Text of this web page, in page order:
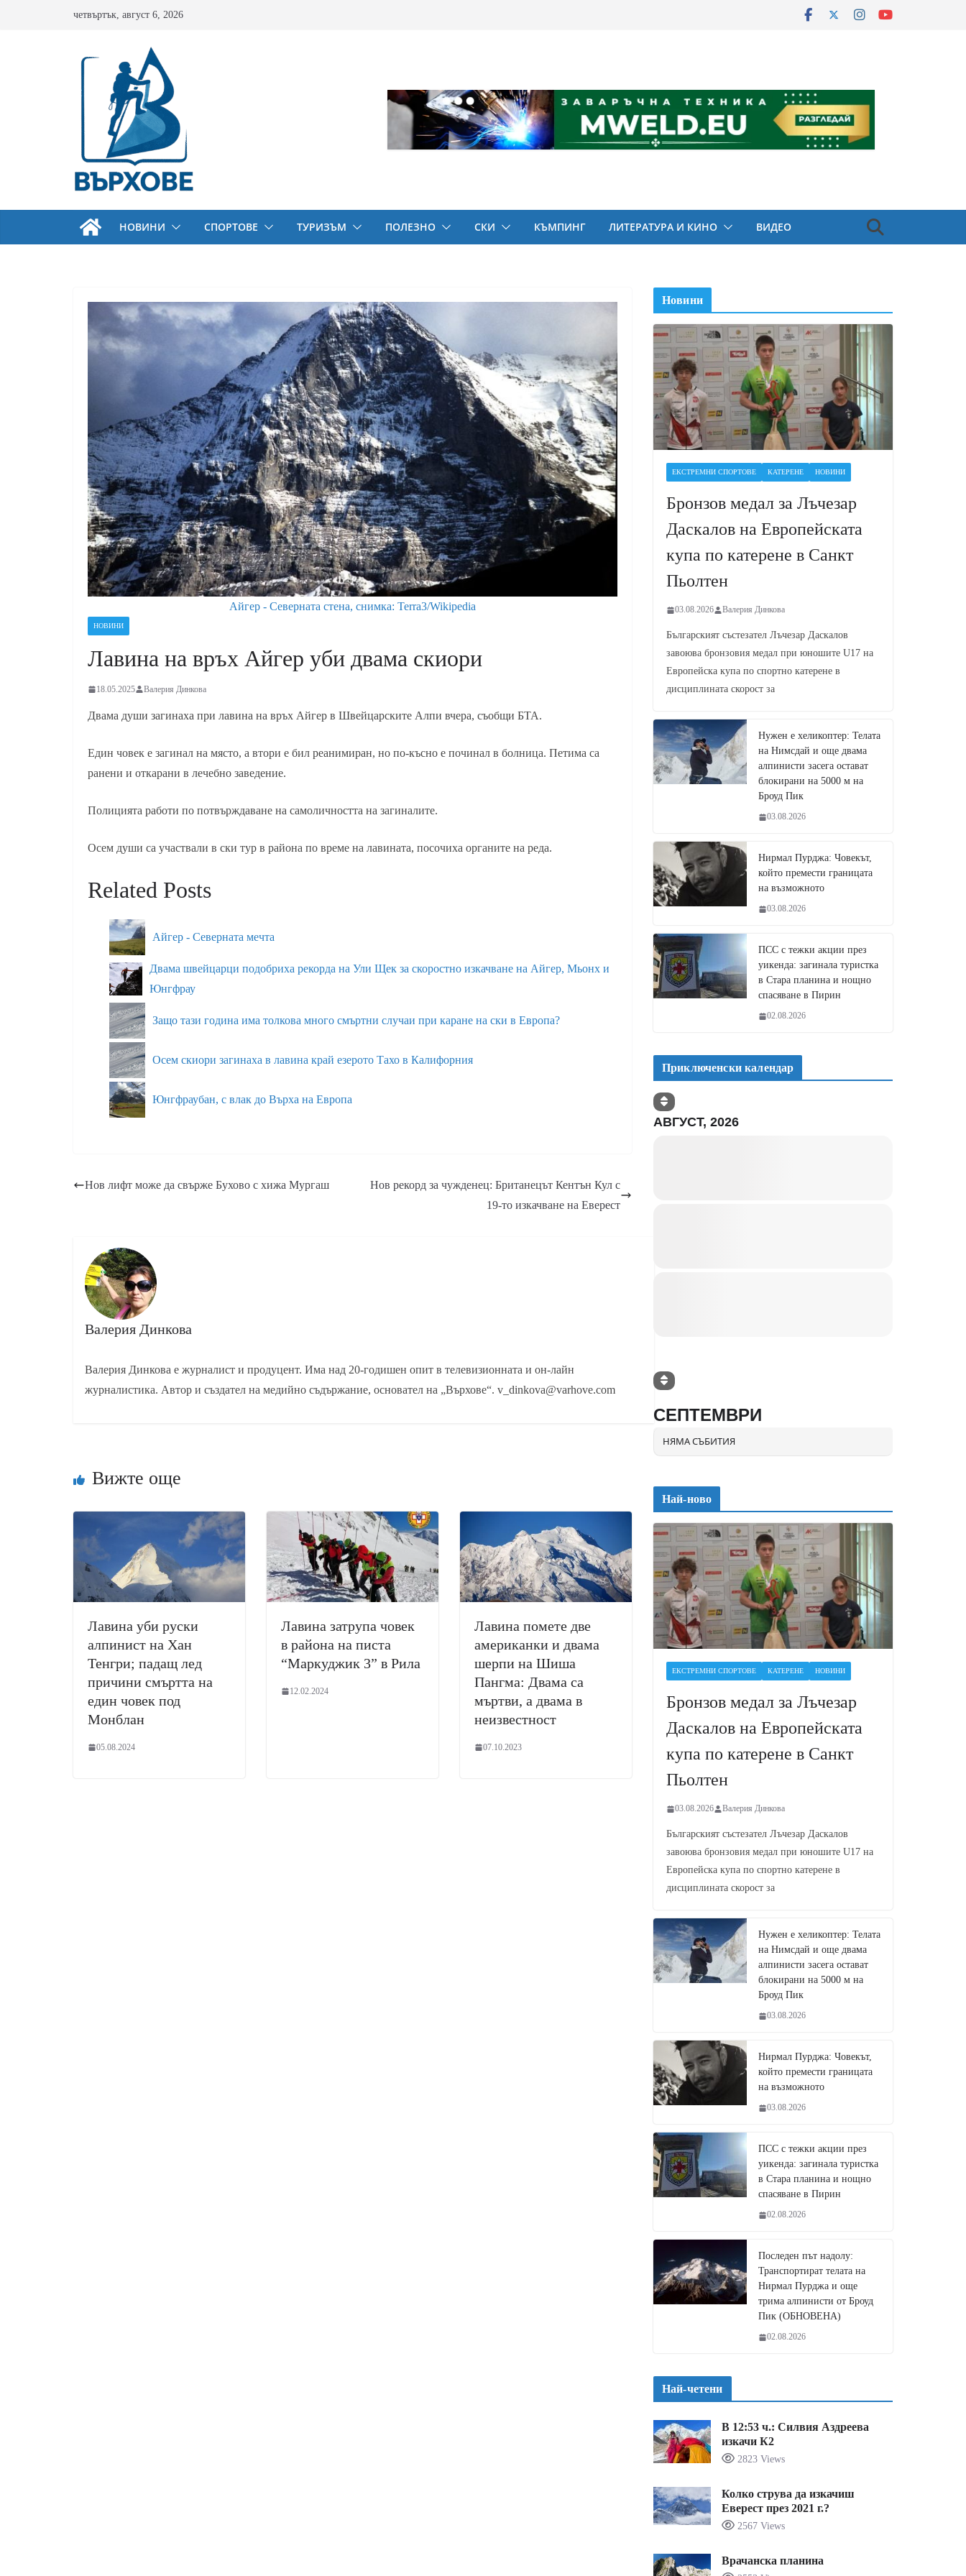
четвъртък, август 6, 2026
НОВИНИ СПОРТОВЕ ТУРИЗЪМ ПОЛЕЗНО СКИ КЪМПИНГ ЛИТЕРАТУРА И КИНО ВИДЕО
Айгер - Северната стена, снимка: Terra3/Wikipedia
НОВИНИ
Лавина на връх Айгер уби двама скиори
18.05.2025 Валерия Динкова
Двама души загинаха при лавина на връх Айгер в Швейцарските Алпи вчера, съобщи БТА.
Един човек е загинал на място, а втори е бил реанимиран, но по-късно е починал в болница. Петима са
ранени и откарани в лечебно заведение.
Полицията работи по потвърждаване на самоличността на загиналите.
Осем души са участвали в ски тур в района по време на лавината, посочиха органите на реда.
Related Posts
Айгер - Северната мечта
Двама швейцарци подобриха рекорда на Ули Щек за скоростно изкачване на Айгер, Мьонх и
Юнгфрау
Защо тази година има толкова много смъртни случаи при каране на ски в Европа?
Осем скиори загинаха в лавина край езерото Тахо в Калифорния
Юнгфраубан, с влак до Върха на Европа
Нов лифт може да свърже Бухово с хижа Мургаш
Нов рекорд за чужденец: Британецът Кентън Кул с
19-то изкачване на Еверест
Валерия Динкова
Валерия Динкова е журналист и продуцент. Има над 20-годишен опит в телевизионната и он-лайн
журналистика. Автор и създател на медийно съдържание, основател на „Върхове“. v_dinkova@varhove.com
Вижте още
Лавина уби руски
алпинист на Хан
Тенгри; падащ лед
причини смъртта на
един човек под
Монблан
05.08.2024
Лавина затрупа човек
в района на писта
“Маркуджик 3” в Рила
12.02.2024
Лавина помете две
американки и двама
шерпи на Шиша
Пангма: Двама са
мъртви, а двама в
неизвестност
07.10.2023
Новини
ЕКСТРЕМНИ СПОРТОВЕ КАТЕРЕНЕ НОВИНИ
Бронзов медал за Лъчезар
Даскалов на Европейската
купа по катерене в Санкт
Пьолтен
03.08.2026 Валерия Динкова
Българският състезател Лъчезар Даскалов
завоюва бронзовия медал при юношите U17 на
Европейска купа по спортно катерене в
дисциплината скорост за
Нужен е хеликоптер: Телата
на Нимсдай и още двама
алпинисти засега остават
блокирани на 5000 м на
Броуд Пик
03.08.2026
Нирмал Пурджа: Човекът,
който премести границата
на възможното
03.08.2026
ПСС с тежки акции през
уикенда: загинала туристка
в Стара планина и нощно
спасяване в Пирин
02.08.2026
Приключенски календар
АВГУСТ, 2026
СЕПТЕМВРИ
НЯМА СЪБИТИЯ
Най-ново
ЕКСТРЕМНИ СПОРТОВЕ КАТЕРЕНЕ НОВИНИ
Бронзов медал за Лъчезар
Даскалов на Европейската
купа по катерене в Санкт
Пьолтен
03.08.2026 Валерия Динкова
Българският състезател Лъчезар Даскалов
завоюва бронзовия медал при юношите U17 на
Европейска купа по спортно катерене в
дисциплината скорост за
Нужен е хеликоптер: Телата
на Нимсдай и още двама
алпинисти засега остават
блокирани на 5000 м на
Броуд Пик
03.08.2026
Нирмал Пурджа: Човекът,
който премести границата
на възможното
03.08.2026
ПСС с тежки акции през
уикенда: загинала туристка
в Стара планина и нощно
спасяване в Пирин
02.08.2026
Последен път надолу:
Транспортират телата на
Нирмал Пурджа и още
трима алпинисти от Броуд
Пик (ОБНОВЕНА)
02.08.2026
Най-четени
В 12:53 ч.: Силвия Аздреева
изкачи К2
2823 Views
Колко струва да изкачиш
Еверест през 2021 г.?
2567 Views
Врачанска планина